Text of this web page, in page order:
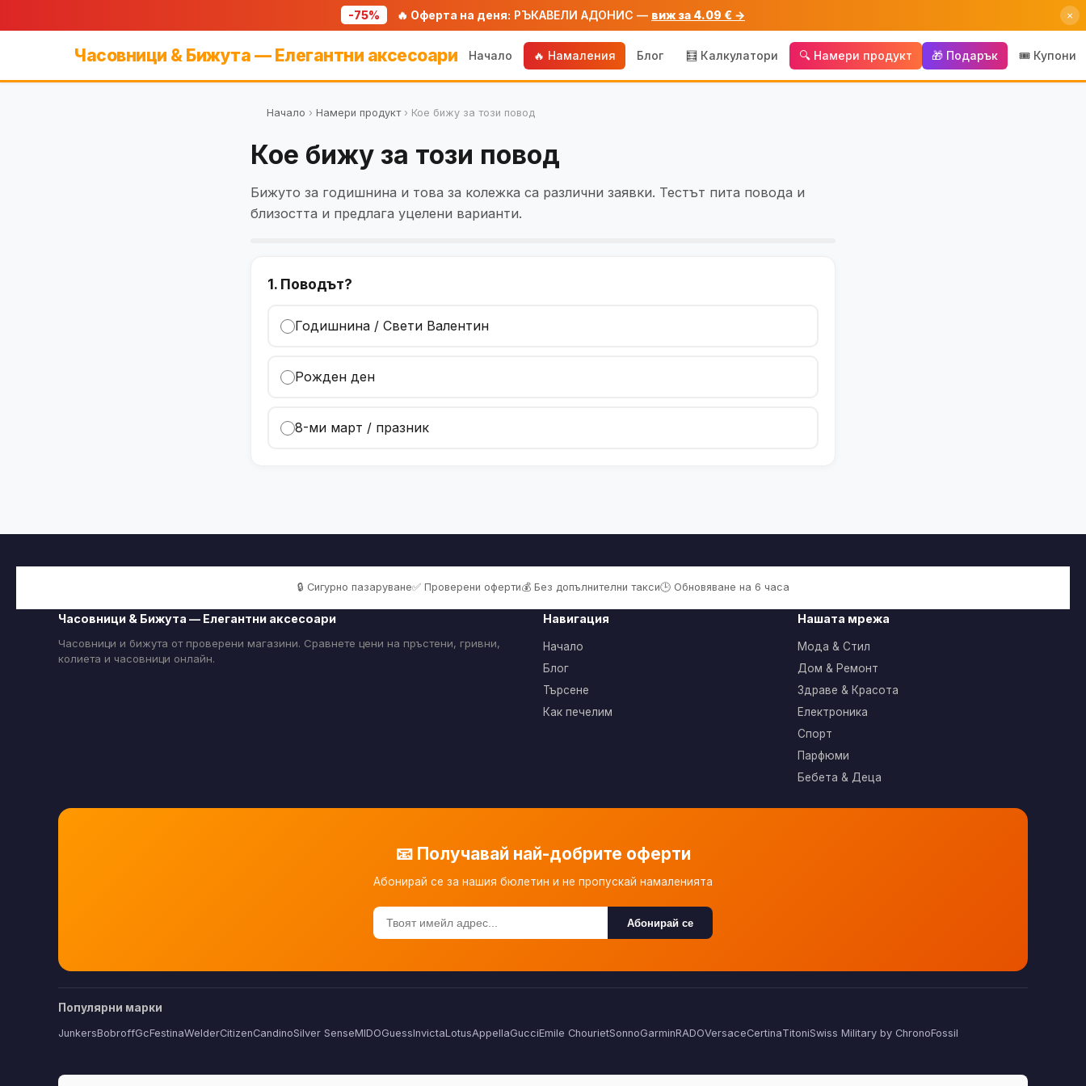
-75% 🔥 Оферта на деня: РЪКАВЕЛИ АДОНИС — виж за 4.09 € → ×
Часовници & Бижута — Елегантни аксесоари Начало 🔥 Намаления Блог 🧮 Калкулатори 🔍 Намери продукт 🎁 Подарък 🎟️ Купони
Начало › Намери продукт› Кое бижу за този повод
Кое бижу за този повод
Бижуто за годишнина и това за колежка са различни заявки. Тестът пита повода и
близостта и предлага уцелени варианти.
1. Поводът?
Годишнина / Свети Валентин
Рожден ден
8-ми март / празник
🔒 Сигурно пазаруване✅ Проверени оферти💰 Без допълнителни такси🕒 Обновяване на 6 часа
Часовници & Бижута — Елегантни аксесоари
Часовници и бижута от проверени магазини. Сравнете цени на пръстени, гривни,
колиета и часовници онлайн.
Навигация
Начало
Блог
Търсене
Как печелим
Нашата мрежа
Мода & Стил
Дом & Ремонт
Здраве & Красота
Електроника
Спорт
Парфюми
Бебета & Деца
📧 Получавай най-добрите оферти
Абонирай се за нашия бюлетин и не пропускай намаленията
Абонирай се
Популярни марки
JunkersBobroffGcFestinaWelderCitizenCandinoSilver SenseMIDOGuessInvictaLotusAppellaGucciEmile ChourietSonnoGarminRADOVersaceCertinaTitoniSwiss Military by ChronoFossil